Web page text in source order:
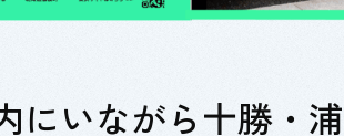
にいながら十勝・